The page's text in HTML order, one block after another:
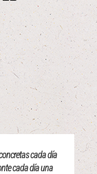
cada día
cada día una